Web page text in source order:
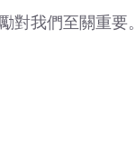
對我們至關重要。